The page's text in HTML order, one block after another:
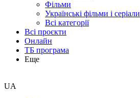
Фільми
Українські фільми і серіали
Всі категорії
Всі проєкти
Онлайн
ТБ програма
Еще
UA